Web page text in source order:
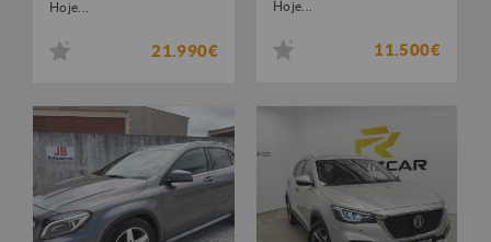
Hoje...
21.990€
Hoje...
11.500€